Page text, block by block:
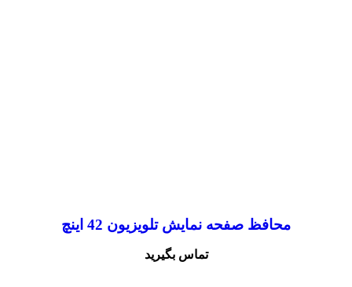
محافظ صفحه نمایش تلویزیون 42 اینچ
تماس بگیرید